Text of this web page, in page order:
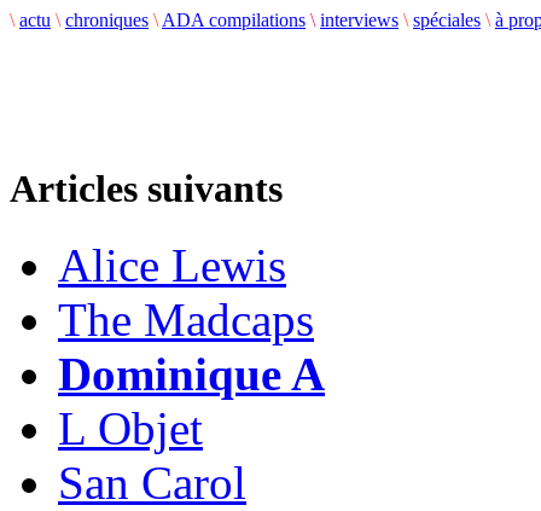
\ actu \ chroniques \ ADA compilations \ interviews \ spéciales \ à
Articles suivants
Alice Lewis
The Madcaps
Dominique A
L Objet
San Carol